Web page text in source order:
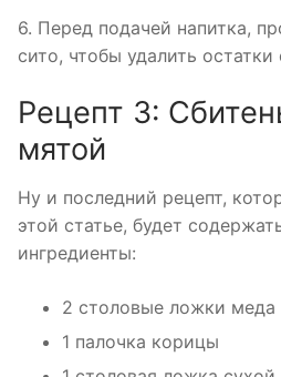
6. Перед подачей напитка,
сито, чтобы удалить
Рецепт 3:
мятой
Ну и последний рецепт,
этой статье, будет
ингредиенты:
2 столовые ложки меда
1 палочка корицы